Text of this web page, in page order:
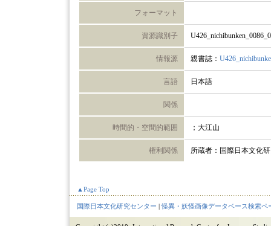
フォーマット
資源識別子
情報源 親書誌：
言語 日本語
関係
時間的・空間的範囲 ；大江山
権利関係 所蔵者：国際日本文化
▲Page Top
国際日本文化研究センター |怪異・妖怪画像データベース検索ペ